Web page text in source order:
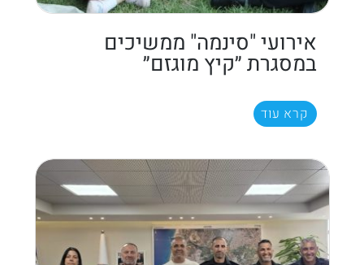
אירועי "סינמה" ממשיכים
במסגרת ״קיץ מוגזם״
קרא עוד